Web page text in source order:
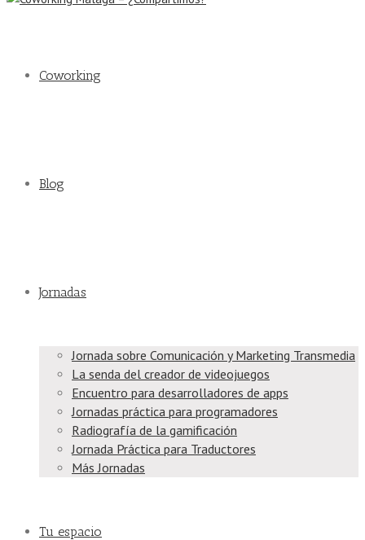
Coworking
Blog
Jornadas
Jornada sobre Comunicación y Marketing Transmedia
La senda del creador de videojuegos
Encuentro para desarrolladores de apps
Jornadas práctica para programadores
Radiografía de la gamificación
Jornada Práctica para Traductores
Más Jornadas
Tu espacio